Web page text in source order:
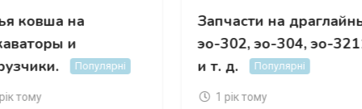
ковша на
и
Популярні
тому
Запчасти на
эо-302, эо-304, эо-
и т. д.
Популярні
1 рік тому